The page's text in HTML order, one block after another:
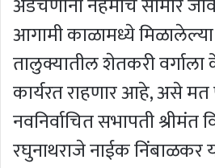
आगामी काळामध्ये मिळालेल्या
तालुक्यातील शेतकरी वर्गाला
कार्यरत राहणार आहे, असे
नवनिर्वाचित सभापती श्रीमंत
रघुनाथराजे नाईक निंबाळकर